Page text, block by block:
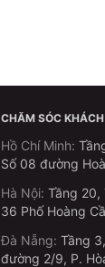
CHĂM SÓC
Hồ Chí Minh:
Số 08 đường
Hà Nội: Tầng 20,
36 Phố Hoàng
Đà Nẵng: Tầng
đường 2/9, P.